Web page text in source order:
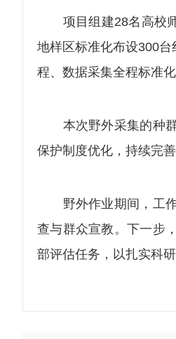
项目组建28名高校师
地样区标准化布设300
程、数据采集全程标准
本次野外采集的种群
保护制度优化，持续完
野外作业期间，工作
查与群众宣教。下一步
部评估任务，以扎实科